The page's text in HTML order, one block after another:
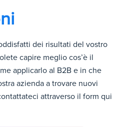
dei risultati del vostro
capire meglio cos’è il
applicarlo al B2B e in che
azienda a trovare nuovi
attraverso il form qui